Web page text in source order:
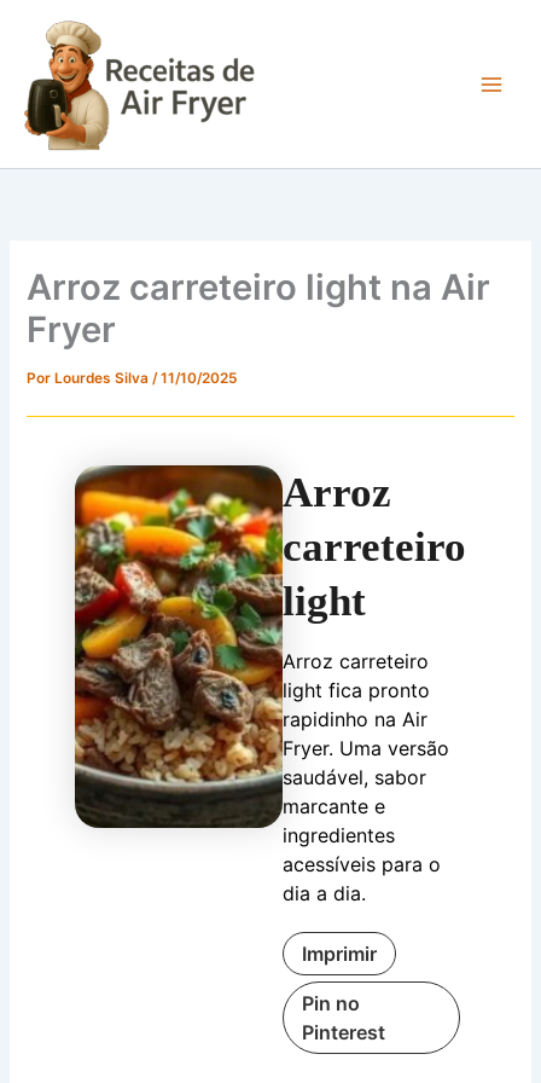
conteúdo
Arroz carreteiro light na Air
Fryer
Por Lourdes Silva/11/10/2025
Arroz
carreteiro
light
Arroz carreteiro
light fica pronto
rapidinho na Air
Fryer. Uma versão
saudável, sabor
marcante e
ingredientes
acessíveis para o
dia a dia.
Imprimir
Pin no
Pinterest